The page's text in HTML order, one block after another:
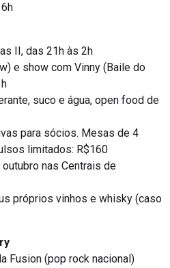
II, das 21h às 2h
e show com Vinny (Baile do
suco e água, open food de
para sócios. Mesas de 4
limitados: R$160
nas Centrais de
próprios vinhos e whisky (caso
Fusion (pop rock nacional)